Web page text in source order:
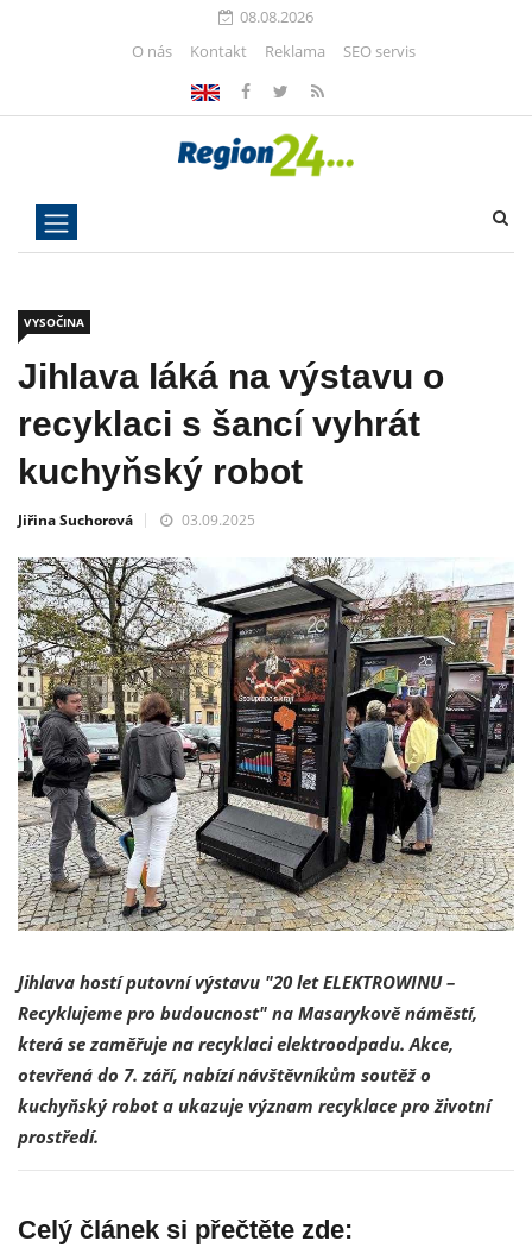
08.08.2026
O nás
Kontakt Reklama SEO servis
VYSOČINA
Jihlava láká na výstavu o
recyklaci s šancí vyhrát
kuchyňský robot
Jiřina Suchorová 03.09.2025
Jihlava hostí putovní výstavu "20 let ELEKTROWINU –
Recyklujeme pro budoucnost" na Masarykově náměstí,
která se zaměřuje na recyklaci elektroodpadu. Akce,
otevřená do 7. září, nabízí návštěvníkům soutěž o
kuchyňský robot a ukazuje význam recyklace pro životní
prostředí.
Celý článek si přečtěte zde: